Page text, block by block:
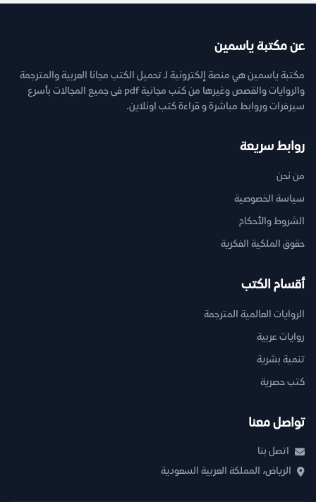
عن مكتبة ياسمين
مكتبة ياسمين هي منصة إلكترونية لـ تحميل الكتب مجانا العربية والمترجمة
والروايات والقصص وغيرها من كتب مجانية pdf فى جميع المجالات بأسرع
سيرفرات وروابط مباشرة و قراءة كتب اونلاين.
روابط سريعة
من نحن
سياسة الخصوصية
الشروط والأحكام
حقوق الملكية الفكرية
أقسام الكتب
الروايات العالمية المترجمة
روايات عربية
تنمية بشرية
كتب حصرية
تواصل معنا
اتصل بنا
الرياض، المملكة العربية السعودية